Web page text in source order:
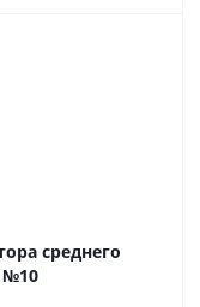
среднего
№10